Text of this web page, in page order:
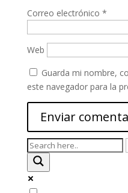
Correo electrónico *
Web
Guarda mi nombre,
este navegador para la